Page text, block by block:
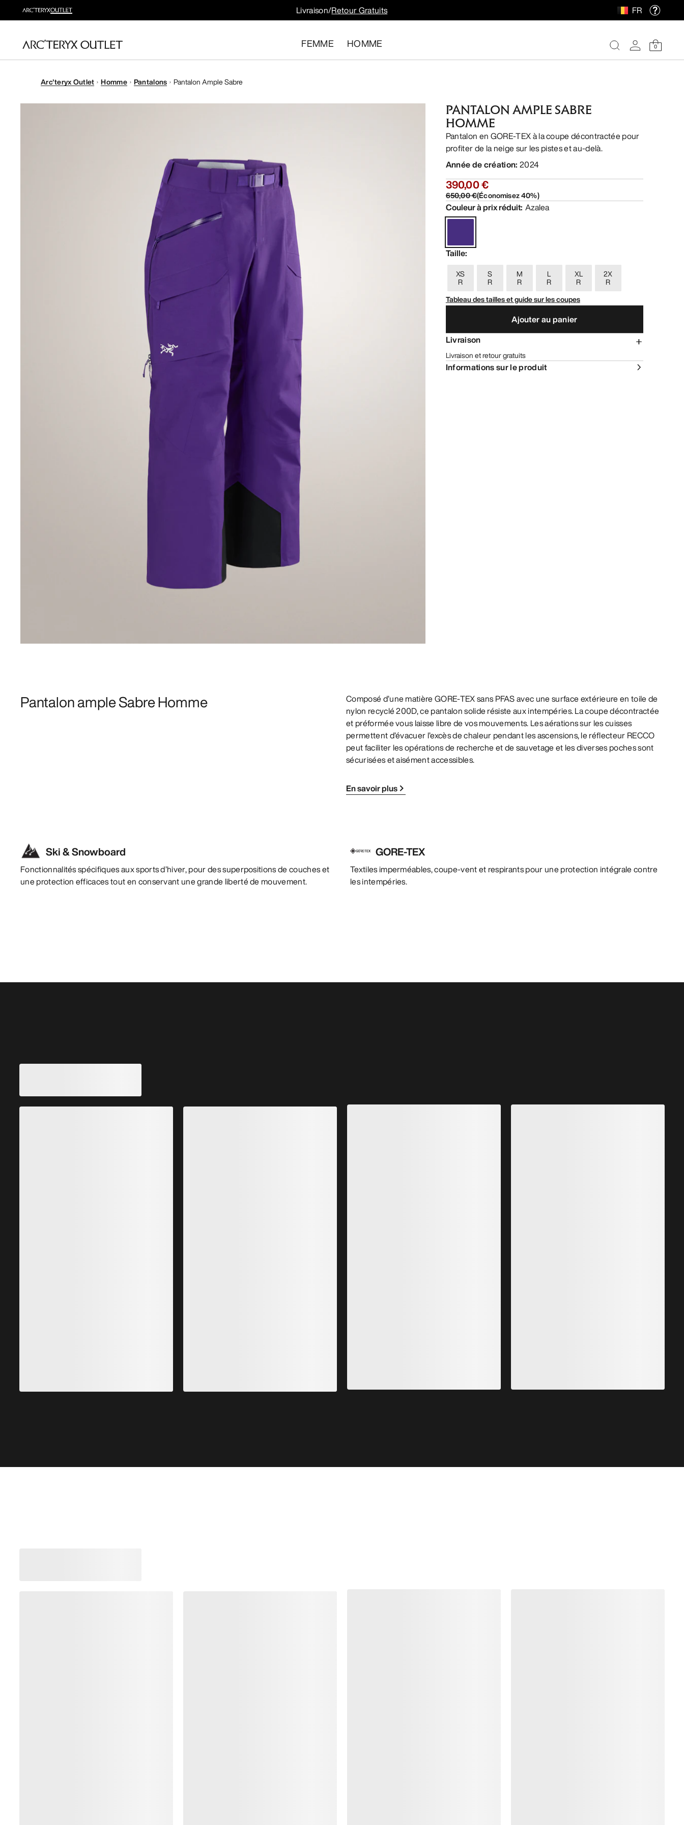
Livraison/Retour Gratuits FR
FEMME HOMME 0
Arc'teryx Outlet Homme Pantalons Pantalon Ample Sabre
PANTALON AMPLE SABRE
HOMME
Pantalon en GORE-TEX à la coupe décontractée pour
profiter de la neige sur les pistes et au-delà.
Année de création: 2024
390,00 €
650,00 €(Économisez40%)
Couleur à prix réduit: Azalea
Taille:
XS
R
S
R
M
R
L
R
XL
R
2X
R
Tableau des tailles et guide sur les coupes
Ajouter au panier
Livraison
Livraison et retour gratuits
Informations sur le produit
Pantalon ample Sabre Homme
Composé d’une matière GORE-TEX sans PFAS avec une surface extérieure en toile de
nylon recyclé 200D, ce pantalon solide résiste aux intempéries. La coupe décontractée
et préformée vous laisse libre de vos mouvements. Les aérations sur les cuisses
permettent d’évacuer l’excès de chaleur pendant les ascensions, le réflecteur RECCO
peut faciliter les opérations de recherche et de sauvetage et les diverses poches sont
sécurisées et aisément accessibles.
En savoir plus
Ski & Snowboard
Fonctionnalités spécifiques aux sports d’hiver, pour des superpositions de couches et
une protection efficaces tout en conservant une grande liberté de mouvement.
GORE-TEX
Textiles imperméables, coupe-vent et respirants pour une protection intégrale contre
les intempéries.